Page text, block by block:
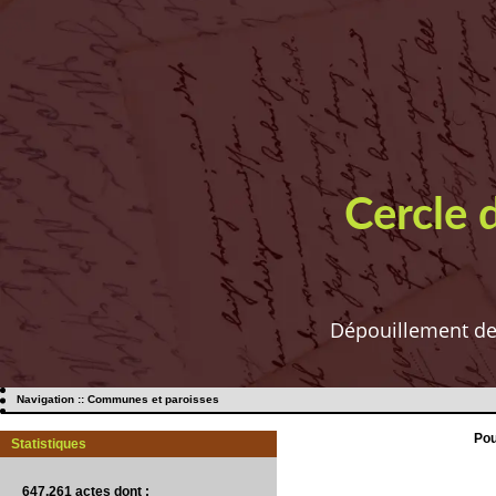
Cercle
Dépouillement
Navigation :: Communes et paroisses
Statistiques
647.261 actes dont :